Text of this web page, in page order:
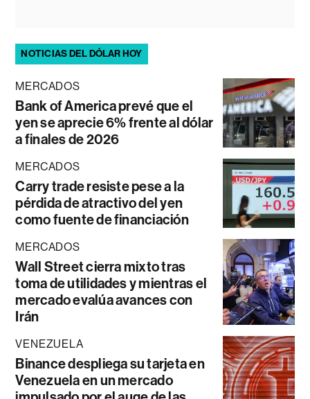
NOTICIAS DEL DÓLAR HOY
MERCADOS
Bank of America prevé que el
yen se aprecie 6% frente al dólar
a finales de 2026
MERCADOS
Carry trade resiste pese a la
pérdida de atractivo del yen
como fuente de financiación
MERCADOS
Wall Street cierra mixto tras
toma de utilidades y mientras el
mercado evalúa avances con
Irán
VENEZUELA
Binance despliega su tarjeta en
Venezuela en un mercado